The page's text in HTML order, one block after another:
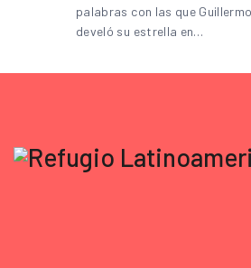
palabras con las que
develó su estrella en…